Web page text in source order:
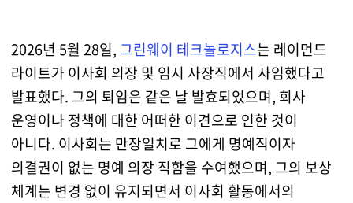
2026년 5월 28일, 그린웨이 테크놀로지스는 레이먼드
라이트가 이사회 의장 및 임시 사장직에서 사임했다고
발표했다. 그의 퇴임은 같은 날 발효되었으며, 회사
운영이나 정책에 대한 어떠한 이견으로 인한 것이
아니다. 이사회는 만장일치로 그에게 명예직이자
의결권이 없는 명예 의장 직함을 수여했으며, 그의 보상
체계는 변경 없이 유지되면서 이사회 활동에서의